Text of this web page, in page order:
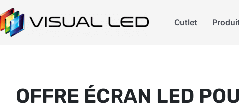
Outlet
OFFRE ÉCRAN LED